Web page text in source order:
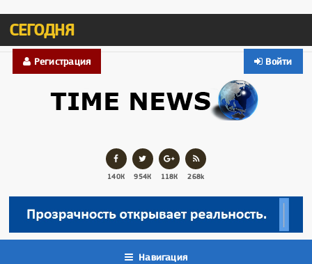
СЕГОДНЯ
Войти
Регистрация
140К 954К 118К 268k
Навигация